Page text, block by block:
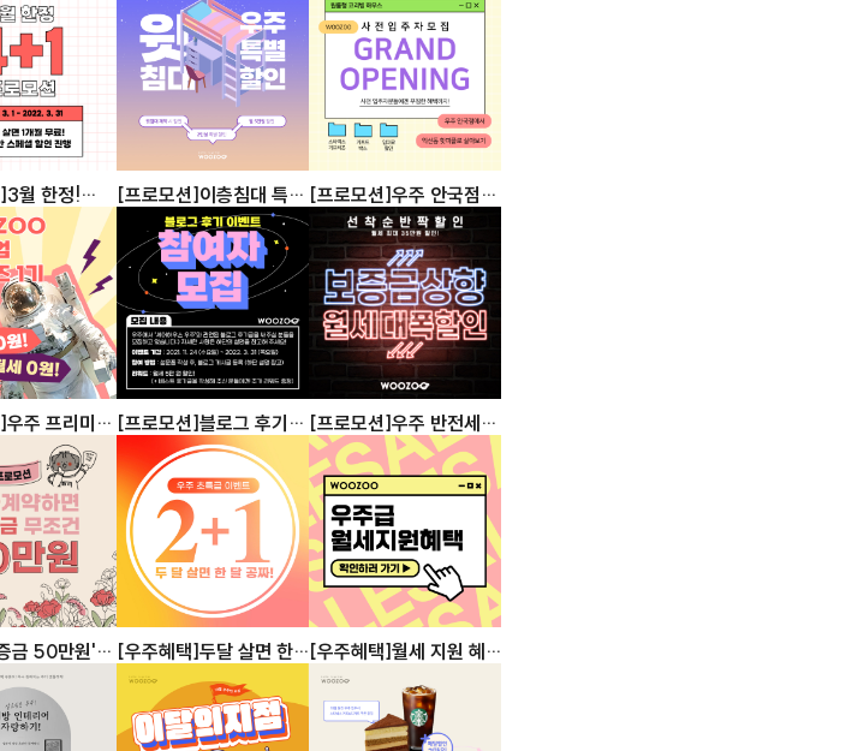
약 가능]
월 한정!
션
[프로모션]이층침대 특별 [프로모션]우주 안국점
사전입주자 모집
주 프리미엄
기 모집
[프로모션]블로그 후기
참여자 모집
[프로모션]우주 반전세-
월세 특별할인
금 50만원'
[우주혜택]두달 살면 한
달 공짜 2+1 이벤트
[우주혜택]월세 지원 혜
택